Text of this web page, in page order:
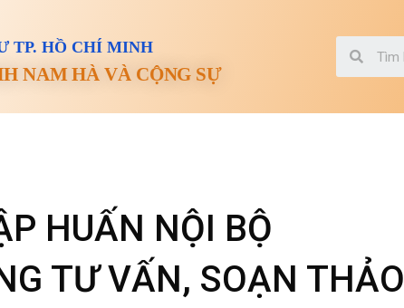
TP. HỒ CHÍ MINH
NAM HÀ VÀ CỘNG SỰ
HUẤN NỘI BỘ
TƯ VẤN, SOẠN THẢO